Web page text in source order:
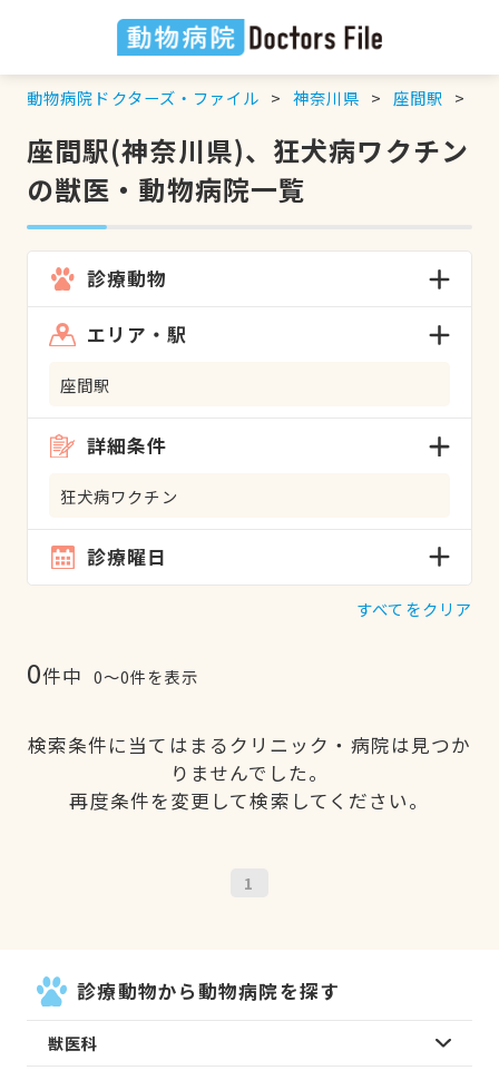
動物病院ドクターズ・ファイル 神奈川県 座間駅
座間駅(神奈川県)、狂犬病ワクチン
の獣医・動物病院一覧
診療動物
エリア・駅
座間駅
詳細条件
狂犬病ワクチン
診療曜日
すべてをクリア
0件中 0〜0件を表示
検索条件に当てはまるクリニック・病院は見つか
りませんでした。
再度条件を変更して検索してください。
1
診療動物から動物病院を探す
獣医科